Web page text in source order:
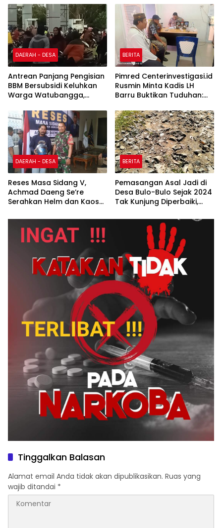
Penertiban Fasilitas PTSP
DAERAH - DESA
Antrean Panjang Pengisian
BBM Bersubsidi Keluhkan
Warga Watubangga,
Kendaraan Bertangki
Modifikasi
BERITA
Pimred Centerinvestigasi.id
Rusmin Minta Kadis LH
Barru Buktikan Tuduhan:
Harus Ditindak Tegas!”
DAERAH - DESA
Reses Masa Sidang V,
Achmad Daeng Se’re
Serahkan Helm dan Kaos
BERITA
Pemasangan Asal Jadi di
Desa Bulo-Bulo Sejak 2024
Tak Kunjung Diperbaiki,
Dikonfirmasi
Tinggalkan Balasan
Alamat email Anda tidak akan dipublikasikan. Ruas yang
wajib ditandai *